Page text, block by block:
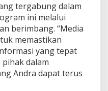
tergabung dalam
ini melalui
berimbang. “Media
memastikan
yang tepat
dalam
Andra dapat terus